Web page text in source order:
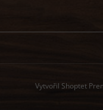
Vytvořil Shoptet